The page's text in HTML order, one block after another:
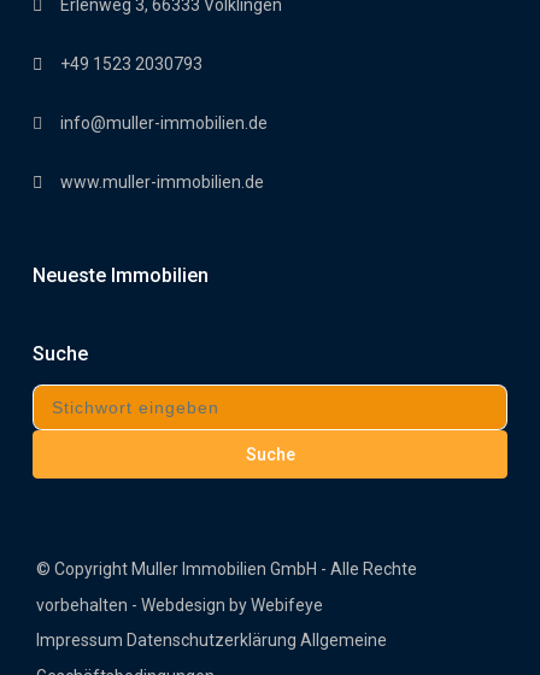
Erlenweg 3, 66333 Völklingen
+49 1523 2030793
info@muller-immobilien.de
www.muller-immobilien.de
Neueste Immobilien
Suche
Suche
© Copyright Muller Immobilien GmbH - Alle Rechte
vorbehalten - Webdesign by Webifeye
Impressum Datenschutzerklärung Allgemeine